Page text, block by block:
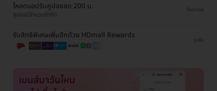
โหลดแอปรับคูปองลด 200 บ.
คูปองมีจำนวนจำกัด
โหลดเลย
รับสิทธิพิเศษเพิ่มอีกด้วย HDmall Rewards
ดูเพิ่ม